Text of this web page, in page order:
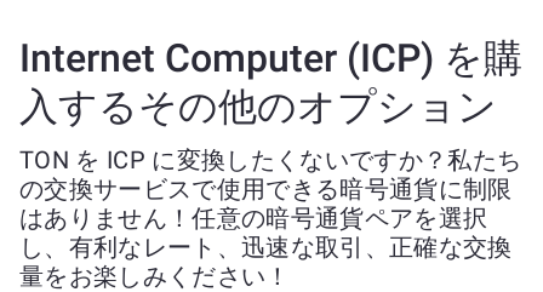
Internet Computer (ICP) を購
入するその他のオプション
TON を ICP に変換したくないですか？私たち
の交換サービスで使用できる暗号通貨に制限
はありません！任意の暗号通貨ペアを選択
し、有利なレート、迅速な取引、正確な交換
量をお楽しみください！